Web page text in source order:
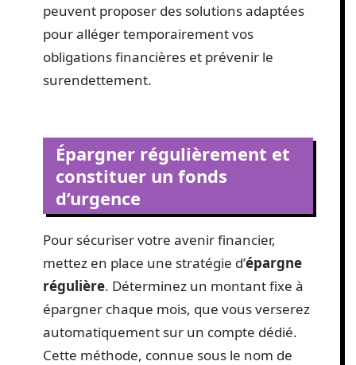
peuvent proposer des solutions adaptées
pour alléger temporairement vos
obligations financières et prévenir le
surendettement.
Épargner régulièrement et
constituer un fonds
d’urgence
Pour sécuriser votre avenir financier,
mettez en place une stratégie d’épargne
régulière. Déterminez un montant fixe à
épargner chaque mois, que vous verserez
automatiquement sur un compte dédié.
Cette méthode, connue sous le nom de